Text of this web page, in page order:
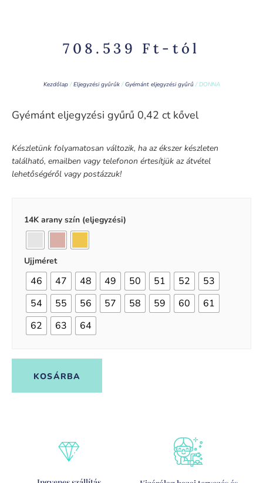
708.539 Ft-tól
Kezdőlap/Eljegyzési gyűrűk/Gyémánt eljegyzési gyűrű/ DONNA
Gyémánt eljegyzési gyűrű 0,42 ct kővel
Készletünk folyamatosan változik, ha az ékszer készleten
található, emailben vagy telefonon értesítjük az átvétel
lehetőségéről vagy postázzuk!
14K arany szín (eljegyzési)
Ujjméret
46 47 48 49 50 51 52
53
54
55 56 57 58 59 60
61
62
63 64
KOSÁRBA